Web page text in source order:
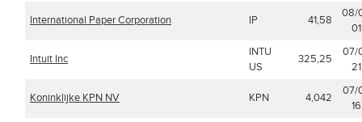
International Paper Corporation IP 41,58
08/
Intuit Inc
INTU
US
325,25
07/
Koninklijke KPN NV KPN 4,042
07/